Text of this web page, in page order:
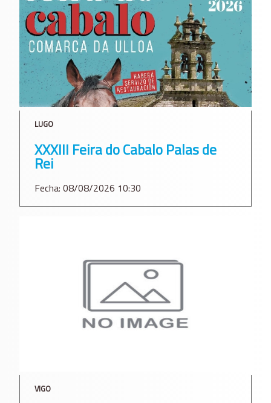
LUGO
XXXIII Feira do Cabalo Palas de
Rei
Fecha: 08/08/2026 10:30
VIGO